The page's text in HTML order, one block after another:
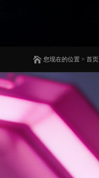
您现在的位置 > 首页